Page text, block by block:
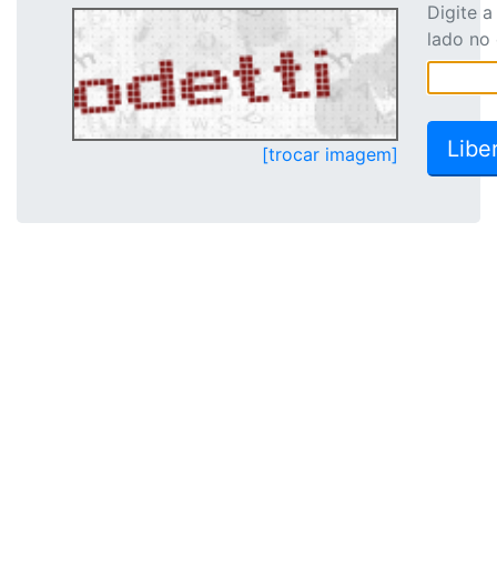
[trocar imagem]
Digite
lado no